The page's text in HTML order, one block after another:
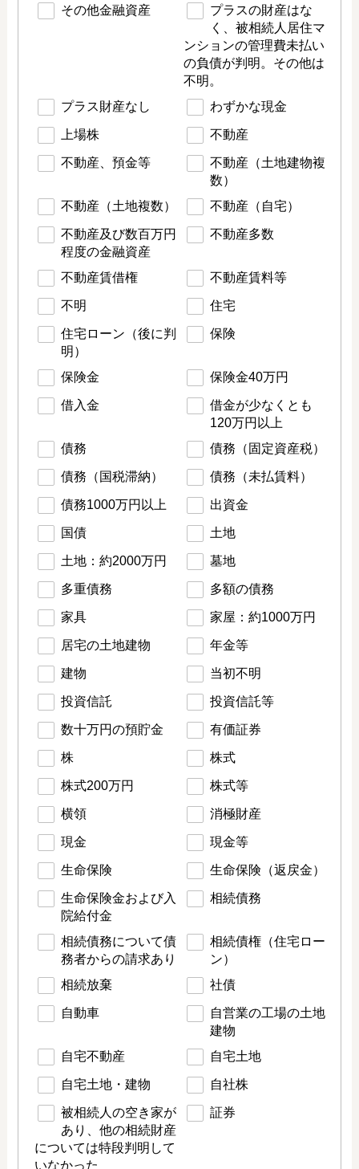
その他金融資産
プラスの財産はな
く、被相続人居住マ
ンションの管理費未払い
の負債が判明。その他は
不明。
プラス財産なし
わずかな現金
上場株 不動産
不動産、預金等
不動産（土地建物複
数）
不動産（土地複数）
不動産（自宅）
不動産及び数百万円
程度の金融資産
不動産多数
不動産賃借権 不動産賃料等
不明 住宅
住宅ローン（後に判
明）
保険
保険金 保険金40万円
借入金
借金が少なくとも
120万円以上
債務
債務（固定資産税）
債務（国税滞納） 債務（未払賃料）
債務1000万円以上 出資金
国債 土地
土地：約2000万円 墓地
多重債務 多額の債務
家具 家屋：約1000万円
居宅の土地建物 年金等
建物 当初不明
投資信託 投資信託等
数十万円の預貯金 有価証券
株 株式
株式200万円 株式等
横領 消極財産
現金 現金等
生命保険 生命保険（返戻金）
生命保険金および入
院給付金
相続債務
相続債務について債
務者からの請求あり
相続債権（住宅ロー
ン）
相続放棄
社債
自動車
自営業の工場の土地
建物
自宅不動産
自宅土地
自宅土地・建物 自社株
被相続人の空き家が
あり、他の相続財産
については特段判明して
いなかった
証券